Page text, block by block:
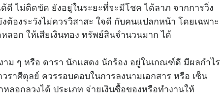
ดี ไม่ติดขัด ยังอยู่ในระยะที่จะมีโชค ได้ลาภ จากการวิ่ง
ต้องระวังไม่ควรวิสาสะ ใจดี กับคนแปลกหน้า โดยเฉพาะ
ลอก ให้เสียเงินทอง ทรัพย์สินจำนวนมาก ได้
ม ๆ หรือ ดารา นักแสดง นักร้อง อยู่ในเกณฑ์ดี มีผลกำไร
ราศีตุลย์ ควรรอบคอบในการลงนามเอกสาร หรือ เซ็น
ลอกลวงได้ ประเภท จ่ายเงินซื้อของหรือทำงานให้